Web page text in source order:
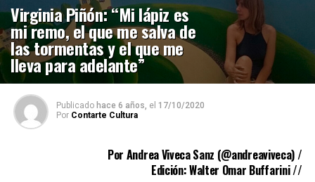
Virginia Piñón: “Mi lápiz es
mi remo, el que me salva de
las tormentas y el que me
lleva para adelante”
Publicado hace 6 años, el 17/10/2020
Por Contarte Cultura
Por Andrea Viveca Sanz (@andreaviveca) /
Edición: Walter Omar Buffarini //